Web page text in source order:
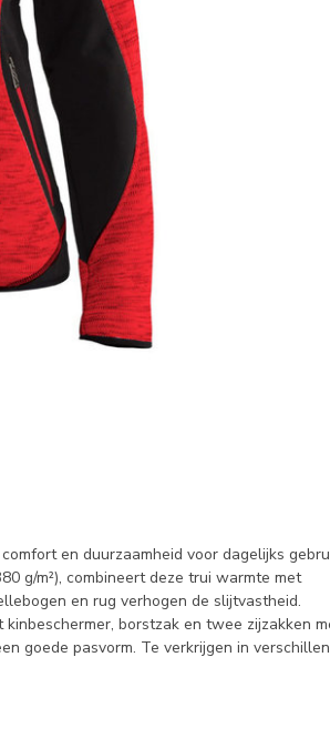
en duurzaamheid voor dagelijks
g/m²), combineert deze trui warmte met
en rug verhogen de slijtvastheid.
borstzak en twee zijzakken
goede pasvorm. Te verkrijgen in